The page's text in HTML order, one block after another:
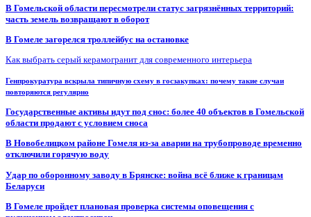
В Гомельской области пересмотрели статус загрязнённых территорий:
часть земель возвращают в оборот
В Гомеле загорелся троллейбус на остановке
Как выбрать серый керамогранит для современного интерьера
Генпрокуратура вскрыла типичную схему в госзакупках: почему такие случаи
повторяются регулярно
Государственные активы идут под снос: более 40 объектов в Гомельской
области продают с условием сноса
В Новобелицком районе Гомеля из-за аварии на трубопроводе временно
отключили горячую воду
Удар по оборонному заводу в Брянске: война всё ближе к границам
Беларуси
В Гомеле пройдет плановая проверка системы оповещения с